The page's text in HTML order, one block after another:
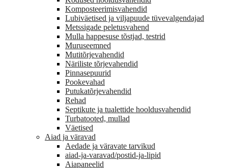
Komposteerimisvahendid
Lubiväetised ja viljapuude tüvevalgendajad
Metssigade peletusvahend
Mulla happesuse tõstjad, testrid
Muruseemned
Mutitõrjevahendid
Näriliste tõrjevahendid
Pinnasepuurid
Pookevahad
Putukatõrjevahendid
Rehad
Septikute ja tualettide hooldusvahendid
Turbatooted, mullad
Väetised
Aiad ja väravad
Aedade ja väravate tarvikud
aiad-ja-varavad/postid-ja-lipid
Aiapaneelid